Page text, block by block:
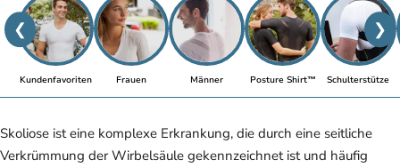
❮ ❯
Kundenfavoriten Frauen Männer Posture Shirt™ Schulterstütze
Skoliose ist eine komplexe Erkrankung, die durch eine seitliche
Verkrümmung der Wirbelsäule gekennzeichnet ist und häufig